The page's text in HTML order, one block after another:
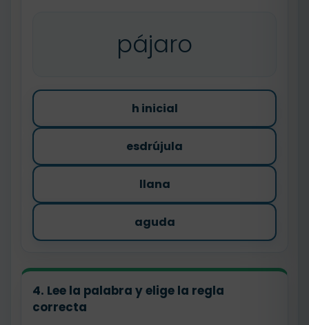
pájaro
h inicial
esdrújula
llana
aguda
4. Lee la palabra y elige la regla
correcta